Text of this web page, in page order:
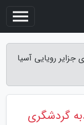
گردشگری جزایر رویایی آسیا
مالدیو؛ 15 جاذبه گردشگری